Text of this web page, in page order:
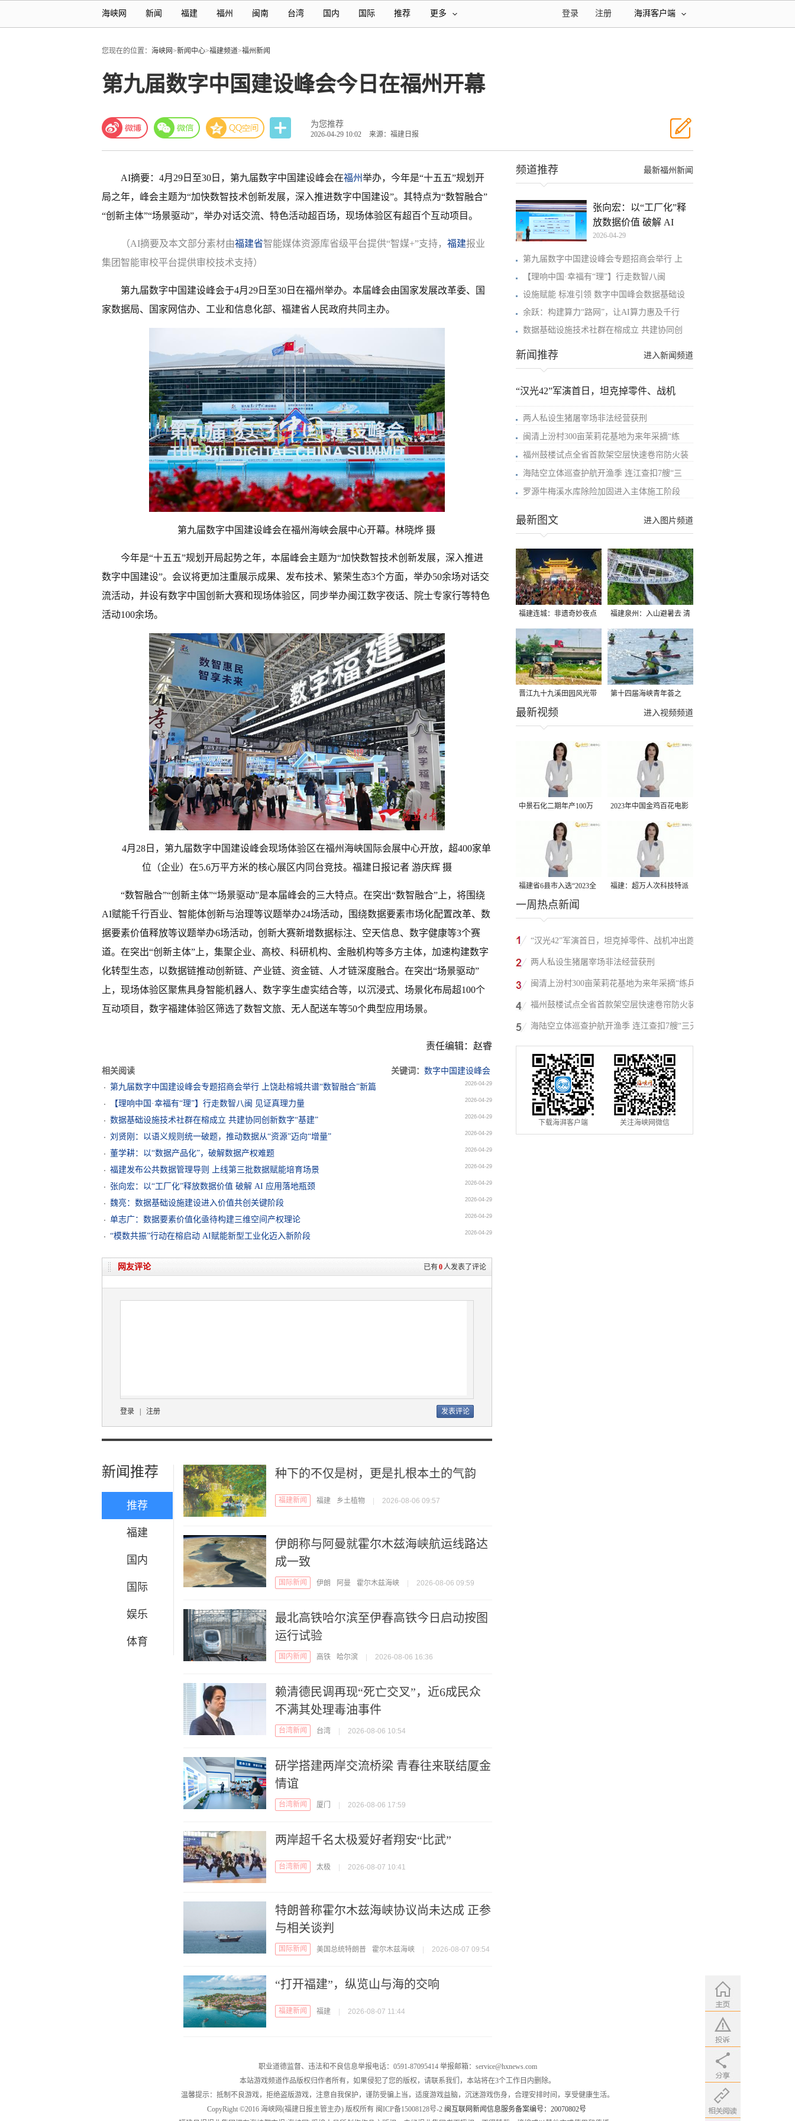
海峡网 新闻 福建 福州 闽南 台湾 国内 国际 推荐 更多 海湃客户端
注册
登录
您现在的位置： 海峡网>新闻中心>福建频道>福州新闻
第九届数字中国建设峰会今日在福州开幕
为您推荐
2026-04-29 10:02 来源：福建日报
AI摘要：4月29日至30日，第九届数字中国建设峰会在福州举办，今年是“十五五”规划开
局之年，峰会主题为“加快数智技术创新发展，深入推进数字中国建设”。其特点为“数智融合”
“创新主体”“场景驱动”，举办对话交流、特色活动超百场，现场体验区有超百个互动项目。
（AI摘要及本文部分素材由福建省智能媒体资源库省级平台提供“智媒+”支持， 福建报业
集团智能审校平台提供审校技术支持）
第九届数字中国建设峰会于4月29日至30日在福州举办。本届峰会由国家发展改革委、国
家数据局、国家网信办、工业和信息化部、福建省人民政府共同主办。
第九届数字中国建设峰会在福州海峡会展中心开幕。林晓烨 摄
今年是“十五五”规划开局起势之年，本届峰会主题为“加快数智技术创新发展，深入推进
数字中国建设”。会议将更加注重展示成果、发布技术、繁荣生态3个方面，举办50余场对话交
流活动，并设有数字中国创新大赛和现场体验区，同步举办闽江数字夜话、院士专家行等特色
活动100余场。
4月28日，第九届数字中国建设峰会现场体验区在福州海峡国际会展中心开放，超400家单
位（企业）在5.6万平方米的核心展区内同台竞技。福建日报记者 游庆辉 摄
“数智融合”“创新主体”“场景驱动”是本届峰会的三大特点。在突出“数智融合”上，将围绕
AI赋能千行百业、智能体创新与治理等议题举办24场活动，围绕数据要素市场化配置改革、数
据要素价值释放等议题举办6场活动，创新大赛新增数据标注、空天信息、数字健康等3个赛
道。在突出“创新主体”上，集聚企业、高校、科研机构、金融机构等多方主体，加速构建数字
化转型生态，以数据链推动创新链、产业链、资金链、人才链深度融合。在突出“场景驱动”
上，现场体验区聚焦具身智能机器人、数字孪生虚实结合等，以沉浸式、场景化布局超100个
互动项目，数字福建体验区筛选了数智文旅、无人配送车等50个典型应用场景。
责任编辑：赵睿
相关阅读 关键词： 数字中国建设峰会
第九届数字中国建设峰会专题招商会举行 上饶赴榕城共谱“数智融合”新篇
2026-04-29
【理响中国·幸福有“理”】行走数智八闽 见证真理力量 2026-04-29
数据基础设施技术社群在榕成立 共建协同创新数字“基建” 2026-04-29
刘贤刚：以语义规则统一破题，推动数据从“资源”迈向“增量” 2026-04-29
董学耕：以“数据产品化”，破解数据产权难题 2026-04-29
福建发布公共数据管理导则 上线第三批数据赋能培育场景 2026-04-29
张向宏：以“工厂化”释放数据价值 破解 AI 应用落地瓶颈 2026-04-29
魏亮：数据基础设施建设进入价值共创关键阶段 2026-04-29
单志广：数据要素价值化亟待构建三维空间产权理论 2026-04-29
“模数共振”行动在榕启动 AI赋能新型工业化迈入新阶段 2026-04-29
已有0人发表了评论
网友评论
登录 注册
新闻推荐
推荐
福建
国内
国际
娱乐
体育
种下的不仅是树，更是扎根本土的气韵
福建新闻 福建 乡土植物 2026-08-06 09:57
伊朗称与阿曼就霍尔木兹海峡航运线路达
成一致
国际新闻 伊朗 阿曼 霍尔木兹海峡 2026-08-06 09:59
最北高铁哈尔滨至伊春高铁今日启动按图
运行试验
国内新闻 高铁 哈尔滨 2026-08-06 16:36
赖清德民调再现“死亡交叉”，近6成民众
不满其处理毒油事件
台湾新闻 台湾 2026-08-06 10:54
研学搭建两岸交流桥梁 青春往来联结厦金
情谊
台湾新闻 厦门 2026-08-06 17:59
两岸超千名太极爱好者翔安“比武”
台湾新闻 太极 2026-08-07 10:41
特朗普称霍尔木兹海峡协议尚未达成 正参
与相关谈判
国际新闻 美国总统特朗普 霍尔木兹海峡 2026-08-07 09:54
“打开福建”，纵览山与海的交响
福建新闻 福建 2026-08-07 11:44
最新福州新闻
频道推荐
张向宏：以“工厂化”释
放数据价值 破解 AI
2026-04-29
第九届数字中国建设峰会专题招商会举行 上
【理响中国·幸福有“理”】行走数智八闽
设施赋能 标准引领 数字中国峰会数据基础设
余跃：构建算力“路网”，让AI算力惠及千行
数据基础设施技术社群在榕成立 共建协同创
进入新闻频道
新闻推荐
“汉光42”军演首日，坦克掉零件、战机
两人私设生猪屠宰场非法经营获刑
闽清上汾村300亩茉莉花基地为来年采摘“练
福州鼓楼试点全省首款架空层快速卷帘防火装
海陆空立体巡查护航开渔季 连江查扣7艘“三
罗源牛梅溪水库除险加固进入主体施工阶段
进入图片频道
最新图文
福建连城：非遗奇妙夜点
亮夏夜
福建泉州：入山避暑去 清
凉好惬意
晋江九十九溪田园风光带
千亩早稻迎来成熟收割季
第十四届海峡青年荟之
2026榕台青年大学生水上
进入视频频道
最新视频
中景石化二期年产100万
吨丙烷脱氢项目建成中交
2023年中国金鸡百花电影
节有福电影巡展31日启动
福建省6县市入选“2023全
国县域发展潜力百强县”
福建：超万人次科技特派
一周热点新闻
“汉光42”军演首日，坦克掉零件、战机冲出跑
道、赖清德逃跑……螺丝都拧不紧，台军能打
两人私设生猪屠宰场非法经营获刑
闽清上汾村300亩茉莉花基地为来年采摘“练兵”
福州鼓楼试点全省首款架空层快速卷帘防火装
置
海陆空立体巡查护航开渔季 连江查扣7艘“三无”
船舶
下载海湃客户端 关注海峡网微信
职业道德监督、违法和不良信息举报电话：0591-87095414 举报邮箱：service@hxnews.com
本站游戏频道作品版权归作者所有，如果侵犯了您的版权，请联系我们，本站将在3个工作日内删除。
温馨提示：抵制不良游戏，拒绝盗版游戏，注意自我保护，谨防受骗上当，适度游戏益脑，沉迷游戏伤身，合理安排时间，享受健康生活。
CopyRight ©2016 海峡网(福建日报主管主办) 版权所有 闽ICP备15008128号-2 闽互联网新闻信息服务备案编号：20070802号